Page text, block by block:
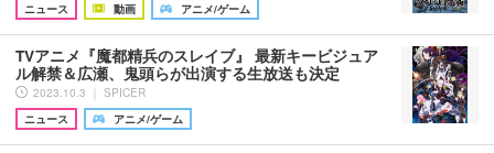
ニュース
動画 アニメ/ゲーム
TVアニメ『魔都精兵のスレイブ』 最新キービジュア
ル解禁＆広瀬、鬼頭らが出演する生放送も決定
2023.10.3 ｜ SPICER
ニュース
アニメ/ゲーム